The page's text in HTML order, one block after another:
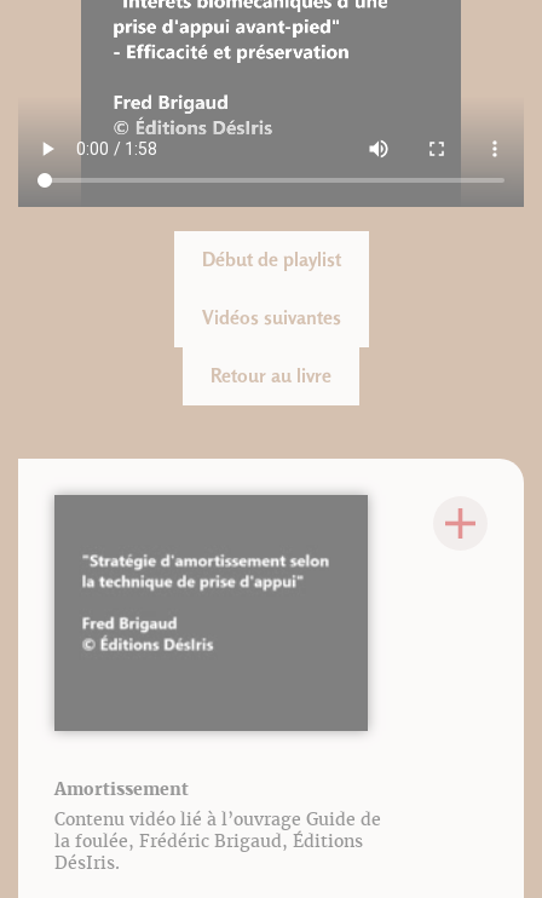
Début de playlist
Vidéos suivantes
Retour au livre
Amortissement
Contenu vidéo lié à l’ouvrage Guide de
la foulée, Frédéric Brigaud, Éditions
DésIris.